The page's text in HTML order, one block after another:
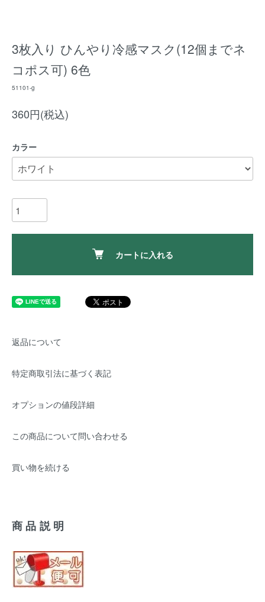
3枚入り ひんやり冷感マスク(12個までネ
コポス可) 6色
51101-g
360円(税込)
カラー
カートに入れる
返品について
特定商取引法に基づく表記
オプションの値段詳細
この商品について問い合わせる
買い物を続ける
商品説明